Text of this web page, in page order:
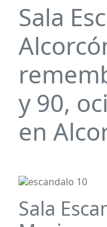
Sala
y 90,
en
Sala